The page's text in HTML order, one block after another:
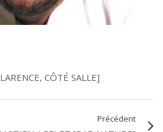
CÔTÉ SALLE]
Précédent